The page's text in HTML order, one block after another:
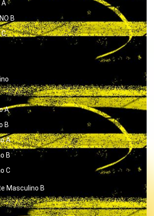
A
B
A
B
A
B
C
Masculino B